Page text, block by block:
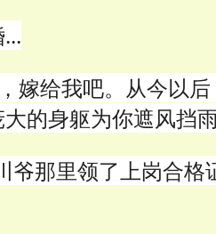
嫁给我吧。从今以
的身躯为你遮风挡
爷那里领了上岗合格